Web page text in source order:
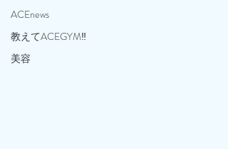
ACEnews
教えてACEGYM‼️
美容